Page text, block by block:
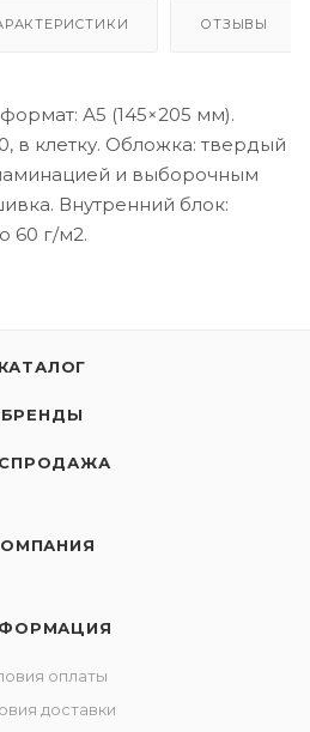
ОТЗЫВЫ
А5 (145×205 мм).
в клетку. Обложка: твердый
и выборочным
Внутренний блок:
60 г/м2.
КАТАЛОГ
БРЕНДЫ
оплаты
доставки